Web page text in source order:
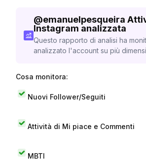
@emanuelpesqueira
Instagram analizzata
Questo rapporto di analisi ha
analizzato l'account su più
Cosa monitora:
Nuovi Follower/Seguiti
Attività di Mi piace e Commenti
MBTI